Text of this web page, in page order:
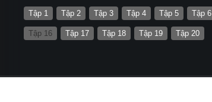
Tập 1 Tập 2 Tập 3 Tập 4 Tập 5 Tập 6
Tập 16 Tập 17 Tập 18 Tập 19 Tập 20